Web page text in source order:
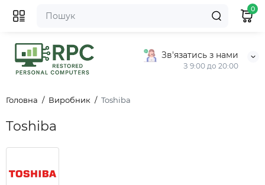
Зв'язатись з нами
З 9:00 до 20:00
0
Головна Виробник Toshiba
Toshiba